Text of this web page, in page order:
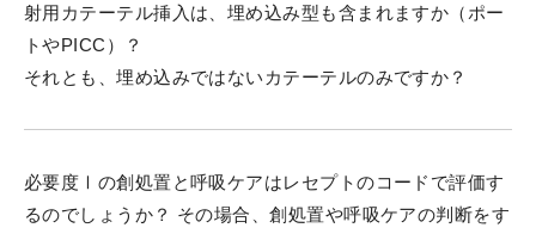
射用カテーテル挿入は、埋め込み型も含まれますか（ポー
トやPICC）？
それとも、埋め込みではないカテーテルのみですか？
必要度Ⅰの創処置と呼吸ケアはレセプトのコードで評価す
るのでしょうか？ その場合、創処置や呼吸ケアの判断をす